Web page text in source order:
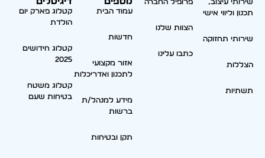
שירותי עיצוב,
תכנון וליווי אישי
שירותי תחזוקה
הצללות
תשתיות
פרופיל החברה
הצוות שלנו
כתבו עלינו
עמוד הבית
חדשות
אזור מקצועי
לתכנון ואדריכלות
מידע למנהל/ת
ברשות
תקן ובטיחות
קטלוג פארק יום
הולדת
קטלוג חידושים
2025
קטלוג משטח
בטיחות שעם